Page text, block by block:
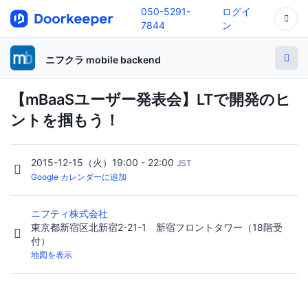
050-5291-
7844
ログイ
ン
ニフクラ mobile backend
【mBaaSユーザー発表会】LTで開発のヒ
ントを掴もう！
2015-12-15（火）19:00 - 22:00 JST
Google カレンダーに追加
ニフティ株式会社
東京都新宿区北新宿2-21-1 新宿フロントタワー（18階受
付）
地図を表示